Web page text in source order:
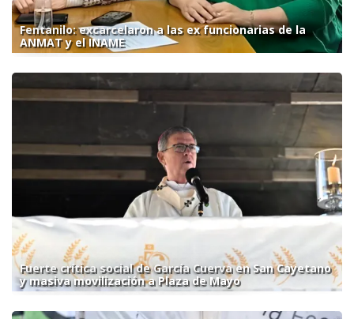
Fentanilo: excarcelaron a las ex funcionarias de la
ANMAT y el INAME
Fuerte crítica social de García Cuerva en San Cayetano
y masiva movilización a Plaza de Mayo